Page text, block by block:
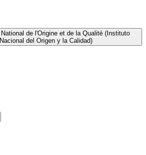
Nacional del Origen y la Calidad)